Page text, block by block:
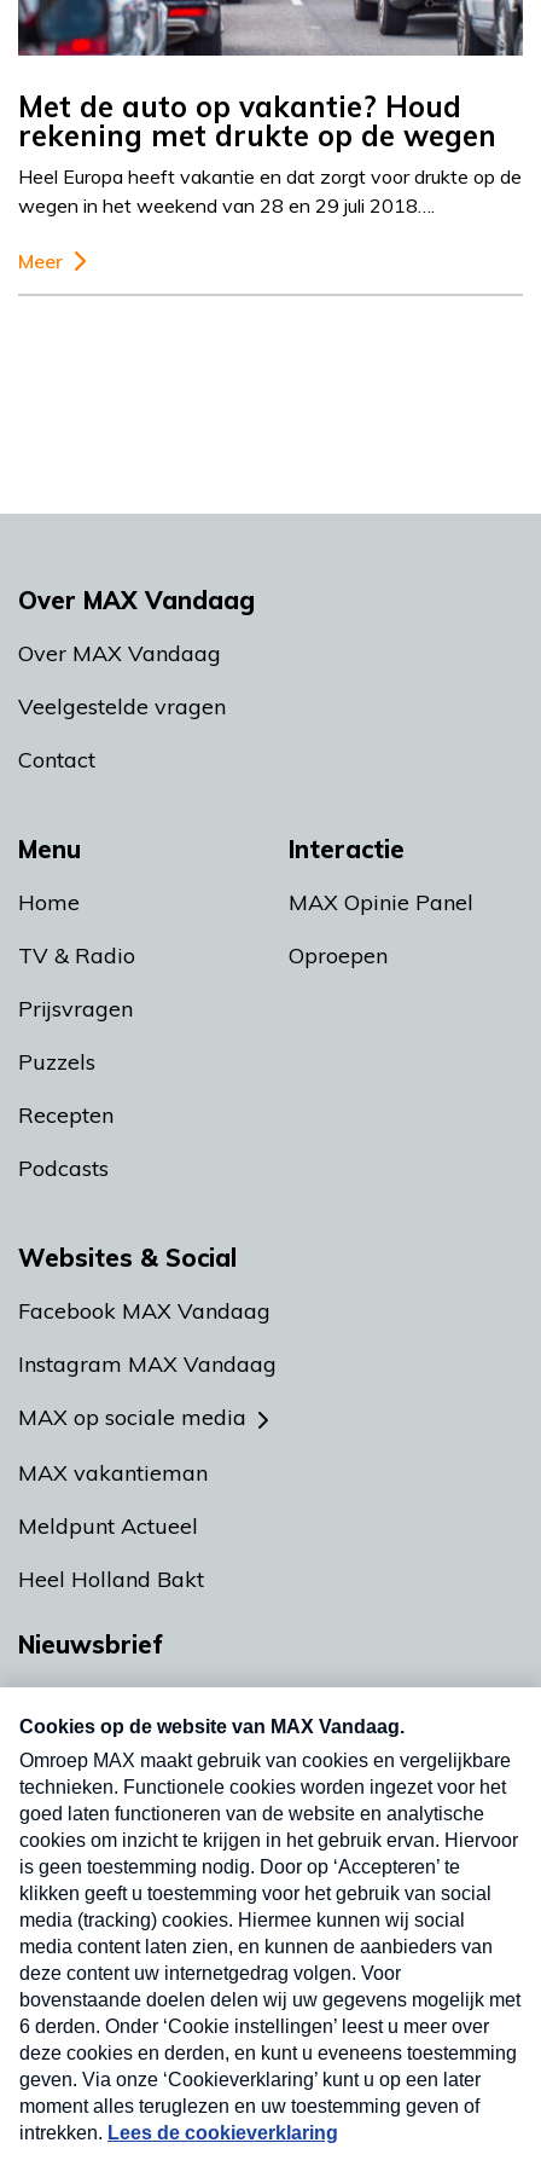
Met de auto op vakantie? Houd
rekening met drukte op de wegen
Heel Europa heeft vakantie en dat zorgt voor drukte op de
wegen in het weekend van 28 en 29 juli 2018….
Meer
Menu
Home
TV & Radio
Prijsvragen
Puzzels
Recepten
Podcasts
Interactie
MAX Opinie Panel
Oproepen
Over MAX Vandaag
Over MAX Vandaag
Veelgestelde vragen
Contact
Websites & Social
Facebook MAX Vandaag
Instagram MAX Vandaag
MAX op sociale media
MAX vakantieman
Meldpunt Actueel
Heel Holland Bakt
Nieuwsbrief
Neem hier een gratis abonnement op onze
nieuwsbrief. Elke vrijdag- en dinsdagochtend in
uw mailbox.
Verzend
Nieuwsbrief
Neem hier een gratis abonnement op onze
nieuwsbrief. Elke vrijdag- en dinsdagochtend in uw